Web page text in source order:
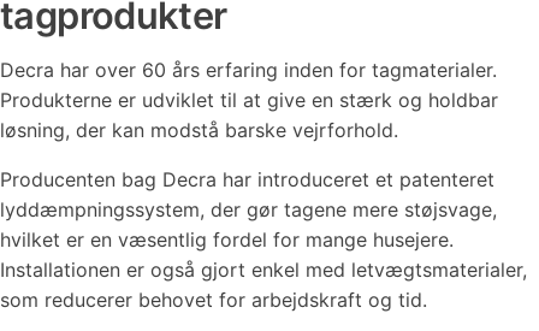
tagprodukter
Decra har over 60 års erfaring inden for tagmaterialer.
Produkterne er udviklet til at give en stærk og holdbar
løsning, der kan modstå barske vejrforhold.
Producenten bag Decra har introduceret et patenteret
lyddæmpningssystem, der gør tagene mere støjsvage,
hvilket er en væsentlig fordel for mange husejere.
Installationen er også gjort enkel med letvægtsmaterialer,
som reducerer behovet for arbejdskraft og tid.